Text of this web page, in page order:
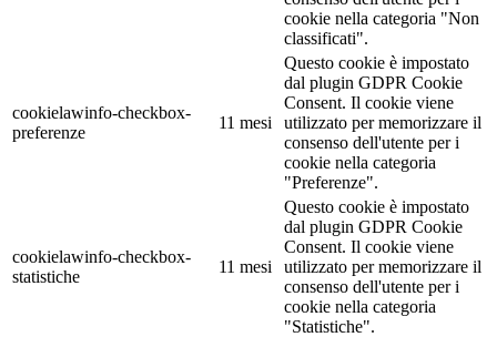
cookie nella categoria "Non
classificati".
cookielawinfo-checkbox-
preferenze
11 mesi
Questo cookie è impostato
dal plugin GDPR Cookie
Consent. Il cookie viene
utilizzato per memorizzare il
consenso dell'utente per i
cookie nella categoria
"Preferenze".
cookielawinfo-checkbox-
statistiche
11 mesi
Questo cookie è impostato
dal plugin GDPR Cookie
Consent. Il cookie viene
utilizzato per memorizzare il
consenso dell'utente per i
cookie nella categoria
"Statistiche".